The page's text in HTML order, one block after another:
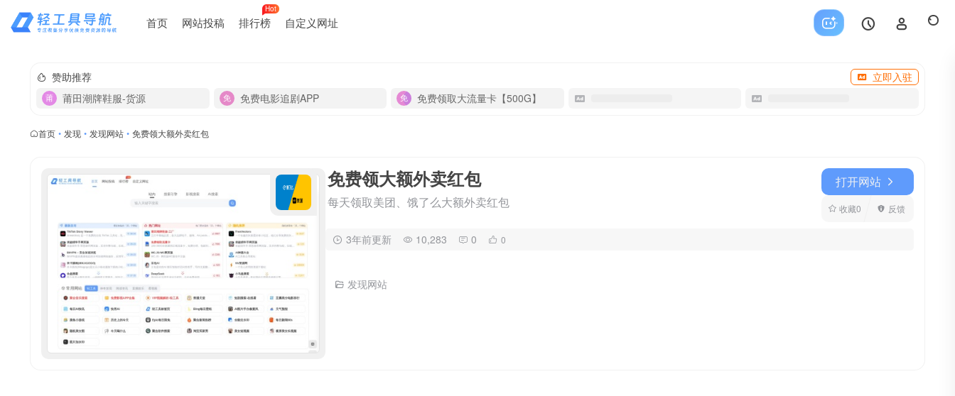
首页 网站投稿 排行榜
Hot
自定义网址
赞助推荐
立即入驻
莆田潮牌鞋服-货源
免费电影追剧APP 免费领取大流量卡【500G】
首页 • 发现 • 发现网站 • 免费领大额外卖红包
免费领大额外卖红包
每天领取美团、饿了么大额外卖红包
打开网站
收藏0 反馈
3年前更新 10,283 0 0
发现网站